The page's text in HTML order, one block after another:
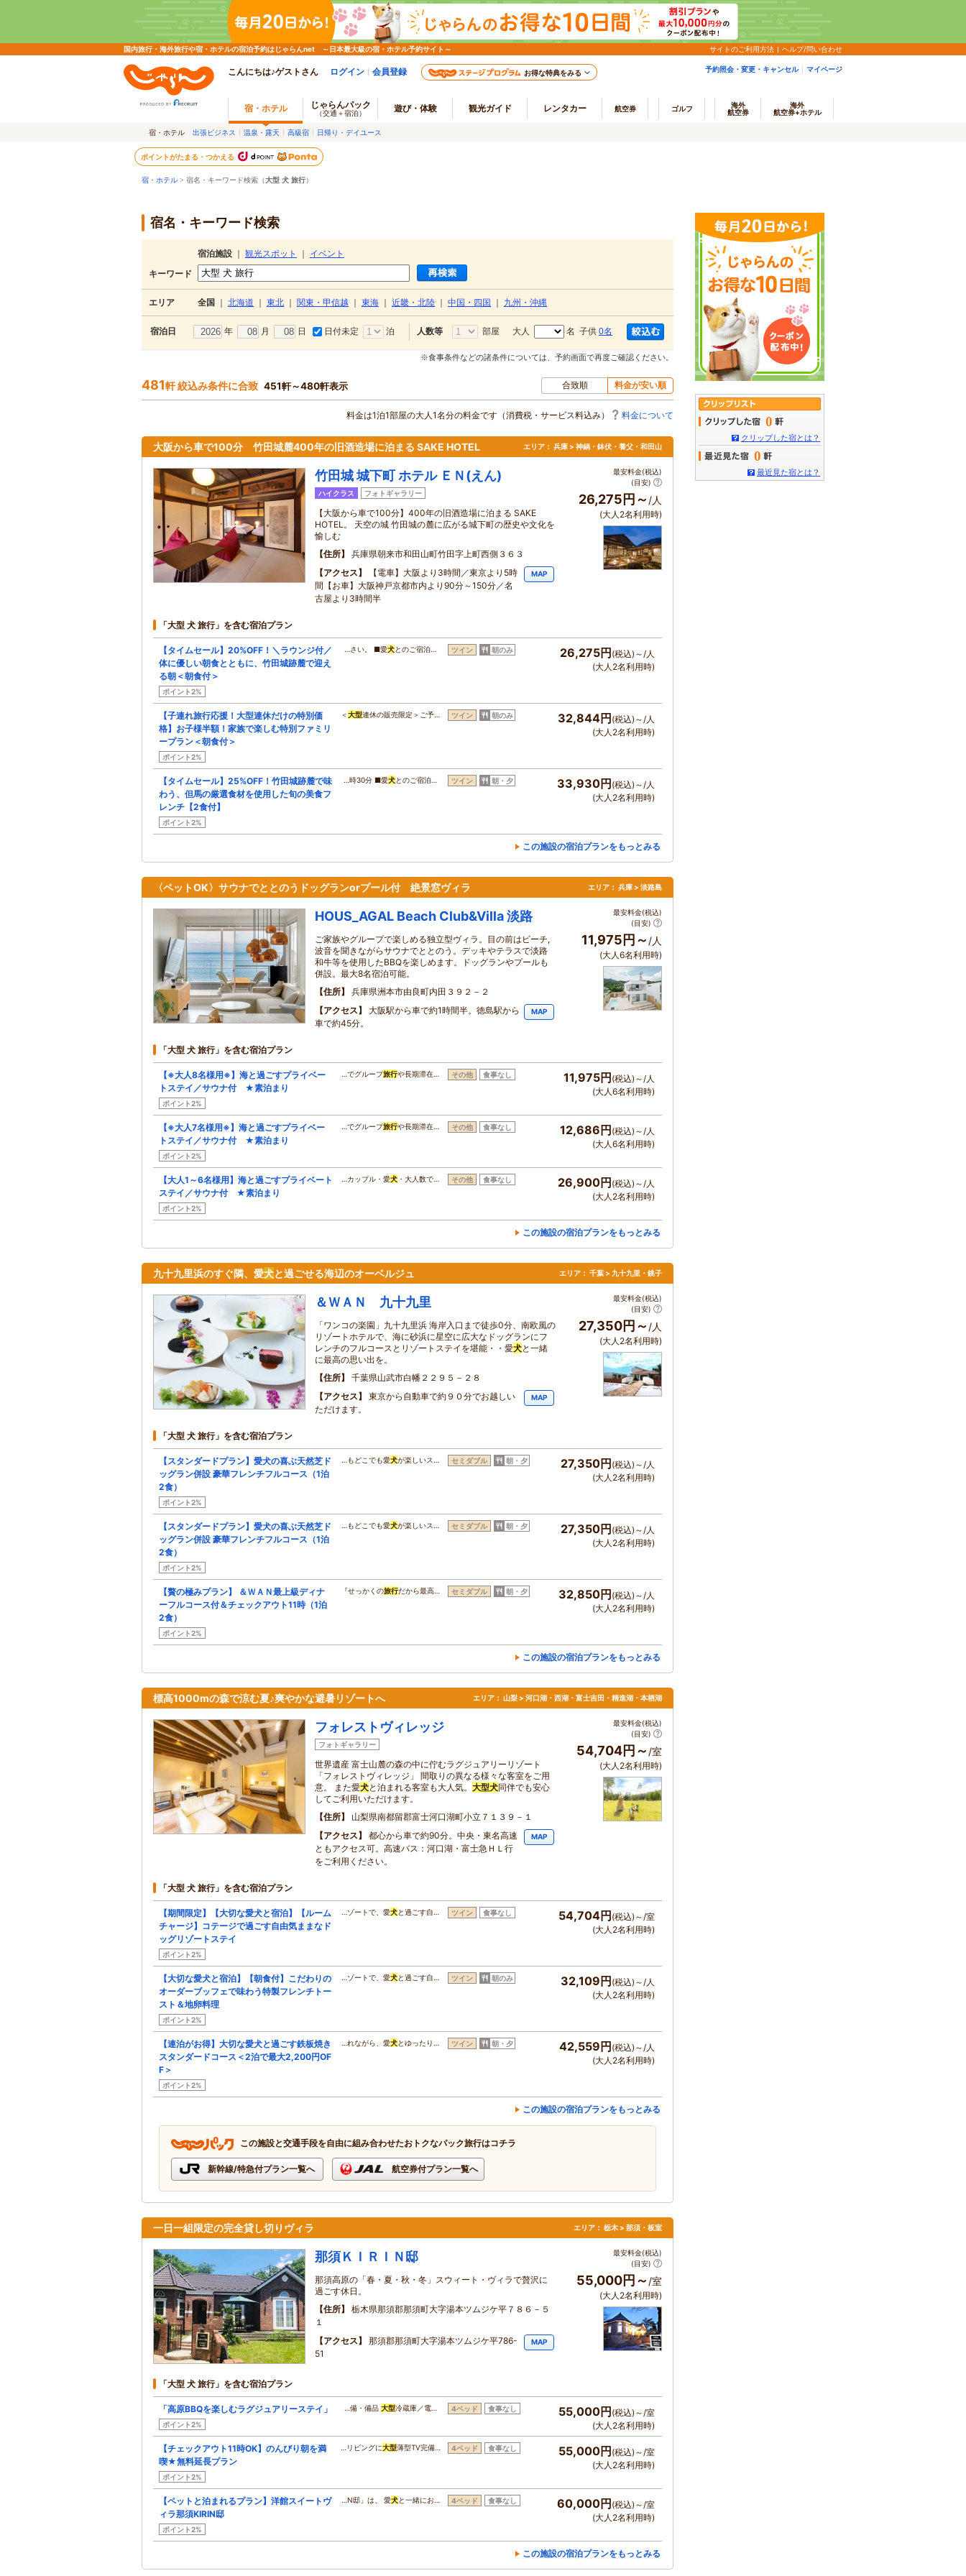
国内旅行・海外旅行や宿・ホテルの宿泊予約はじゃらんnet ～日本最大級の宿・ホテル予約サイト～ サイトのご利用方法 ヘルプ/問い合わせ
こんにちは♪ゲストさん ログイン 会員登録 お得な特典をみる 予約照会・変更・キャンセル マイページ
宿・ホテル じゃらんパック
（交通＋宿泊） 遊び・体験 観光ガイド レンタカー 航空券 ゴルフ
海外
航空券
海外
航空券+ホテル
宿・ホテル 出張ビジネス 温泉・露天 高級宿 日帰り・デイユース
ポイントがたまる・つかえる
宿・ホテル > 宿名・キーワード検索（大型 犬 旅行）
宿名・キーワード検索
宿泊施設 観光スポット
イベント
キーワード
エリア 全国 北海道 東北 関東・甲信越 東海 近畿・北陸 中国・四国 九州・沖縄
宿泊日 年 月 日 日付未定 泊 人数等 部屋 大人 名 子供 0名
※食事条件などの諸条件については、予約画面で再度ご確認ください。
481軒 絞込み条件に合致 451軒～480軒表示 合致順 料金が安い順
料金は1泊1部屋の大人1名分の料金です（消費税・サービス料込み） 料金について
大阪から車で100分 竹田城麓400年の旧酒造場に泊まる SAKE HOTEL エリア： 兵庫 > 神鍋・鉢伏・養父・和田山
竹田城 城下町 ホテル ＥＮ(えん)
ハイクラス フォトギャラリー
【大阪から車で100分】400年の旧酒造場に泊まる SAKE
HOTEL。 天空の城 竹田城の麓に広がる城下町の歴史や文化を
愉しむ
住所
兵庫県朝来市和田山町竹田字上町西側３６３
アクセス
【電車】大阪より3時間／東京より5時
間【お車】大阪神戸京都市内より90分～150分／名
古屋より3時間半
MAP
最安料金(税込)
(目安)
26,275円～ /人
(大人2名利用時)
「大型 犬 旅行」を含む宿泊プラン
【タイムセール】20%OFF！＼ラウンジ付／
体に優しい朝食とともに、竹田城跡麓で迎え
る朝＜朝食付＞
ポイント2%
…さい。 ■愛犬とのご宿泊… ツイン 朝のみ 26,275円 (税込)～/人
(大人2名利用時)
【子連れ旅行応援！大型連休だけの特別価
格】お子様半額！家族で楽しむ特別ファミリ
ープラン＜朝食付＞
ポイント2%
＜大型連休の販売限定＞ご予… ツイン 朝のみ 32,844円 (税込)～/人
(大人2名利用時)
【タイムセール】25%OFF！竹田城跡麓で味
わう、但馬の厳選食材を使用した旬の美食フ
レンチ【2食付】
ポイント2%
…時30分 ■愛犬とのご宿泊… ツイン 朝・夕 33,930円 (税込)～/人
(大人2名利用時)
この施設の宿泊プランをもっとみる
〈ペットOK〉サウナでととのうドッグランorプール付 絶景窓ヴィラ エリア： 兵庫 > 淡路島
HOUS_AGAL Beach Club&Villa 淡路
ご家族やグループで楽しめる独立型ヴィラ。目の前はビーチ,
波音を聞きながらサウナでととのう。デッキやテラスで淡路
和牛等を使用したBBQを楽しめます。ドッグランやプールも
併設。最大8名宿泊可能。
住所
兵庫県洲本市由良町内田３９２－２
アクセス
大阪駅から車で約1時間半。徳島駅から
車で約45分。
MAP
最安料金(税込)
(目安)
11,975円～ /人
(大人6名利用時)
「大型 犬 旅行」を含む宿泊プラン
【※大人8名様用※】海と過ごすプライベー
トステイ／サウナ付 ★素泊まり
ポイント2%
…でグループ旅行や長期滞在… その他 食事なし 11,975円 (税込)～/人
(大人6名利用時)
【※大人7名様用※】海と過ごすプライベー
トステイ／サウナ付 ★素泊まり
ポイント2%
…でグループ旅行や長期滞在… その他 食事なし 12,686円 (税込)～/人
(大人6名利用時)
【大人1～6名様用】海と過ごすプライベート
ステイ／サウナ付 ★素泊まり
ポイント2%
…カップル・愛犬 ・大人数で… その他 食事なし 26,900円 (税込)～/人
(大人2名利用時)
この施設の宿泊プランをもっとみる
九十九里浜のすぐ隣、愛犬と過ごせる海辺のオーベルジュ エリア： 千葉 > 九十九里・銚子
＆ＷＡＮ 九十九里
「ワンコの楽園」九十九里浜 海岸入口まで徒歩0分、南欧風の
リゾートホテルで、海に砂浜に星空に広大なドッグランにフ
レンチのフルコースとリゾートステイを堪能・・愛犬と一緒
に最高の思い出を。
住所
千葉県山武市白幡２２９５－２８
アクセス
東京から自動車で約９０分でお越しい
ただけます。
MAP
最安料金(税込)
(目安)
27,350円～ /人
(大人2名利用時)
「大型 犬 旅行」を含む宿泊プラン
【スタンダードプラン】愛犬の喜ぶ天然芝ド
ッグラン併設 豪華フレンチフルコース（1泊
2食）
ポイント2%
…もどこでも愛犬が楽しいス… セミダブル 朝・夕 27,350円 (税込)～/人
(大人2名利用時)
【スタンダードプラン】愛犬の喜ぶ天然芝ド
ッグラン併設 豪華フレンチフルコース（1泊
2食）
ポイント2%
…もどこでも愛犬が楽しいス… セミダブル 朝・夕 27,350円 (税込)～/人
(大人2名利用時)
【贅の極みプラン】 ＆ＷＡＮ最上級ディナ
ーフルコース付＆チェックアウト11時（1泊
2食）
ポイント2%
『せっかくの旅行だから最高… セミダブル 朝・夕 32,850円 (税込)～/人
(大人2名利用時)
この施設の宿泊プランをもっとみる
標高1000mの森で涼む夏♪爽やかな避暑リゾートへ エリア： 山梨 > 河口湖・西湖・富士吉田・精進湖・本栖湖
フォレストヴィレッジ
フォトギャラリー
世界遺産 富士山麓の森の中に佇むラグジュアリーリゾート
「フォレストヴィレッジ」 間取りの異なる様々な客室をご用
意。 また愛犬と泊まれる客室も大人気。 大型犬同伴でも安心
してご利用いただけます。
住所
山梨県南都留郡富士河口湖町小立７１３９－１
アクセス
都心から車で約90分。中央・東名高速
ともアクセス可。高速バス：河口湖・富士急ＨＬ行
をご利用ください。
MAP
最安料金(税込)
(目安)
54,704円～ /室
(大人2名利用時)
「大型 犬 旅行」を含む宿泊プラン
【期間限定】【大切な愛犬と宿泊】【ルーム
チャージ】コテージで過ごす自由気ままなド
ッグリゾートステイ
ポイント2%
…ゾートで、愛犬と過ごす自… ツイン 食事なし 54,704円 (税込)～/室
(大人2名利用時)
【大切な愛犬と宿泊】【朝食付】こだわりの
オーダーブッフェで味わう特製フレンチトー
スト＆地卵料理
ポイント2%
…ゾートで、愛犬と過ごす自… ツイン 朝のみ 32,109円 (税込)～/人
(大人2名利用時)
【連泊がお得】大切な愛犬と過ごす鉄板焼き
スタンダードコース＜2泊で最大2,200円OF
F＞
ポイント2%
…れながら、愛犬とゆったり… ツイン 朝・夕 42,559円 (税込)～/人
(大人2名利用時)
この施設の宿泊プランをもっとみる
この施設と交通手段を自由に組み合わせたおトクなパック旅行はコチラ
新幹線/特急付プラン一覧へ 航空券付プラン一覧へ
一日一組限定の完全貸し切りヴィラ エリア： 栃木 > 那須・板室
那須ＫＩＲＩＮ邸
那須高原の「春・夏・秋・冬」スウィート・ヴィラで贅沢に
過ごす休日。
住所
栃木県那須郡那須町大字湯本ツムジケ平７８６－５
１
アクセス
那須郡那須町大字湯本ツムジケ平786-
51
MAP
最安料金(税込)
(目安)
55,000円～ /室
(大人2名利用時)
「大型 犬 旅行」を含む宿泊プラン
「高原BBQを楽しむラグジュアリーステイ」
ポイント2%
…備・備品 大型冷蔵庫／電… 4ベッド 食事なし 55,000円 (税込)～/室
(大人2名利用時)
【チェックアウト11時OK】のんびり朝を満
喫★無料延長プラン
ポイント2%
…リビングに大型薄型TV完備… 4ベッド 食事なし 55,000円 (税込)～/室
(大人2名利用時)
【ペットと泊まれるプラン】洋館スイートヴ
ィラ那須KIRIN邸
ポイント2%
…N邸」は、 愛犬と一緒にお… 4ベッド 食事なし 60,000円 (税込)～/室
(大人2名利用時)
この施設の宿泊プランをもっとみる
0
クリップした宿とは？
0
最近見た宿とは？